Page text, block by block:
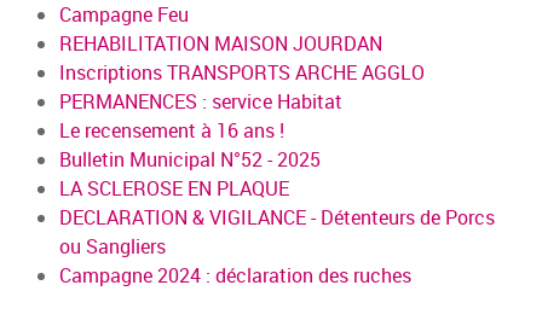
Campagne Feu
REHABILITATION MAISON JOURDAN
Inscriptions TRANSPORTS ARCHE AGGLO
PERMANENCES : service Habitat
Le recensement à 16 ans !
Bulletin Municipal N°52 - 2025
LA SCLEROSE EN PLAQUE
DECLARATION & VIGILANCE - Détenteurs de Porcs
ou Sangliers
Campagne 2024 : déclaration des ruches